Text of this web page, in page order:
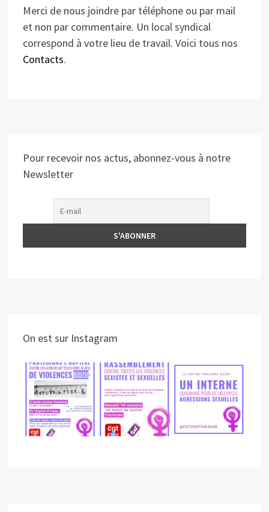
Merci de nous joindre par téléphone ou par mail
et non par commentaire. Un local syndical
correspond à votre lieu de travail. Voici tous nos
Contacts.
Pour recevoir nos actus, abonnez-vous à notre
Newsletter
On est sur Instagram